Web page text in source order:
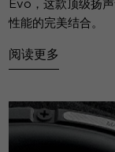
Evo ，这款顶级扬
性能的完美结合。
阅读更多